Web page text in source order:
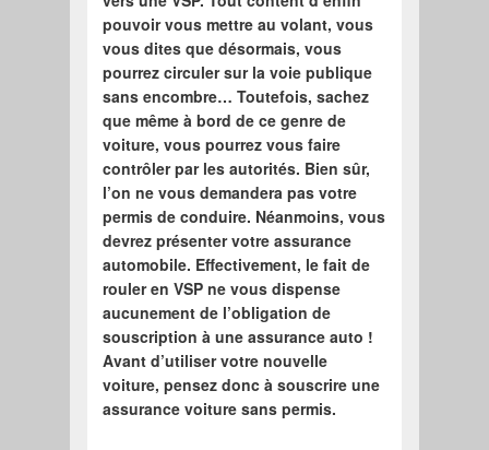
pouvoir vous mettre au volant, vous
vous dites que désormais, vous
pourrez circuler sur la voie publique
sans encombre… Toutefois, sachez
que même à bord de ce genre de
voiture, vous pourrez vous faire
contrôler par les autorités. Bien sûr,
l’on ne vous demandera pas votre
permis de conduire. Néanmoins, vous
devrez présenter votre assurance
automobile. Effectivement, le fait de
rouler en VSP ne vous dispense
aucunement de l’obligation de
souscription à une assurance auto !
Avant d’utiliser votre nouvelle
voiture, pensez donc à souscrire une
assurance voiture sans permis.